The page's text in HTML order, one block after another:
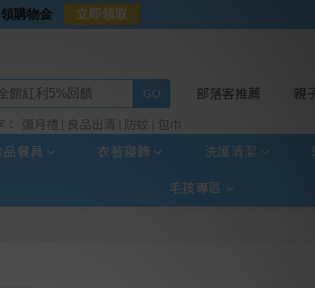
LINE好友⭐
滿$888贈霜淇淋禮物卡
彌月禮 良品出清 防蚊 包巾
部落客推薦 親
品餐具 衣著寢飾 洗護清潔
毛孩專區
購物金 立即領取